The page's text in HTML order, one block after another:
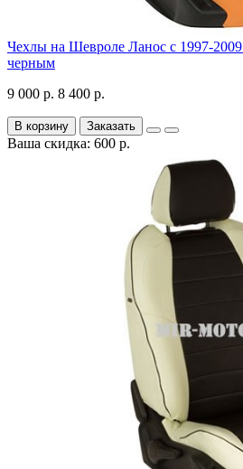
Чехлы на Шевроле Ланос с 1997-
черным
9 000 р. 8 400 р.
В корзину Заказать
Ваша скидка: 600 р.